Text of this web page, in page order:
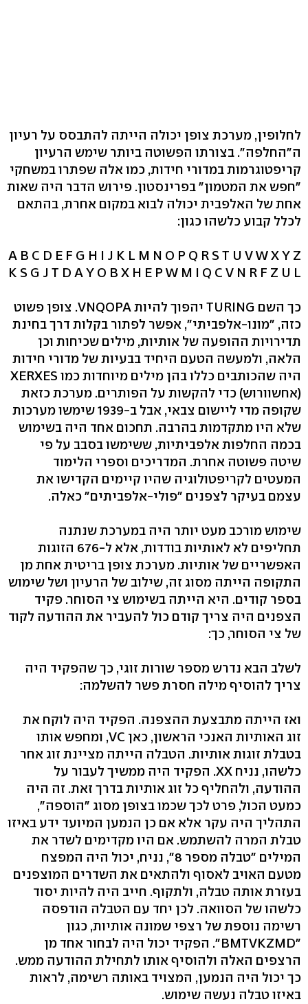
לחלופין, מערכת צופן יכולה הייתה להתבסס על רעיון
ה"החלפה". בצורתו הפשוטה ביותר שימש הרעיון
קריפטוגרמות במדורי חידות, כמו אלה שפתרו במשחקי
"חפש את המטמון" בפרינסטון. פירוש הדבר היה שאות
אחת של האלפבית יכולה לבוא במקום אחרת, בהתאם
לכלל קבוע כלשהו כגון:
A B C D E F G H I J K L M N O P Q R S T U V W X Y Z
K S G J T D A Y O B X H E P W M I Q C V N R F Z U L
כך השם TURING יהפוך להיות VNQOPA. צופן פשוט
כזה, "מונו-אלפביתי", אפשר לפתור בקלות דרך בחינת
תדירויות ההופעה של אותיות, מילים שכיחות וכן
הלאה, ולמעשה הטעם היחיד בבעיות של מדורי חידות
היה שהכותבים כללו בהן מילים מיוחדות כמו XERXES
(אחשוורוש) כדי להקשות על הפותרים. מערכת כזאת
שקופה מדי ליישום צבאי, אבל ב-1939 שימשו מערכות
שלא היו מתקדמות בהרבה. תחכום אחד היה בשימוש
בכמה החלפות אלפביתיות, ששימשו בסבב על פי
שיטה פשוטה אחרת. המדריכים וספרי הלימוד
המעטים לקריפטולוגיה שהיו קיימים הקדישו את
עצמם בעיקר לצפנים "פולי-אלפביתים" כאלה.
שימוש מורכב מעט יותר היה במערכת שנתנה
תחליפים לא לאותיות בודדות, אלא ל-676 הזוגות
האפשריים של אותיות. מערכת צופן בריטית אחת מן
התקופה הייתה מסוג זה, שילוב של הרעיון ושל שימוש
בספר קודים. היא הייתה בשימוש צי הסוחר. פקיד
הצפנים היה צריך קודם כול להעביר את ההודעה לקוד
של צי הסוחר, כך:
לשלב הבא נדרש מספר שורות זוגי, כך שהפקיד היה
צריך להוסיף מילה חסרת פשר להשלמה:
ואז הייתה מתבצעת ההצפנה. הפקיד היה לוקח את
זוג האותיות האנכי הראשון, כאן VC, ומחפש אותו
בטבלת זוגות אותיות. הטבלה הייתה מציינת זוג אחר
כלשהו, נניח XX. הפקיד היה ממשיך לעבור על
ההודעה, ולהחליף כל זוג אותיות בדרך זאת. זה היה
כמעט הכול, פרט לכך שכמו בצופן מסוג "הוספה",
התהליך היה עקר אלא אם כן הנמען המיועד ידע באיזו
טבלת המרה להשתמש. אם היו מקדימים לשדר את
המילים "טבלה מספר 8", נניח, יכול היה המפצח
מטעם האויב לאסוף ולהתאים את השדרים המוצפנים
בעזרת אותה טבלה, ולתקוף. חייב היה להיות יסוד
כלשהו של הסוואה. לכן יחד עם הטבלה הודפסה
רשימה נוספת של רצפי שמונה אותיות, כגון
"BMTVKZMD". הפקיד יכול היה לבחור אחד מן
הרצפים האלה ולהוסיף אותו לתחילת ההודעה ממש.
כך יכול היה הנמען, המצויד באותה רשימה, לראות
באיזו טבלה נעשה שימוש.